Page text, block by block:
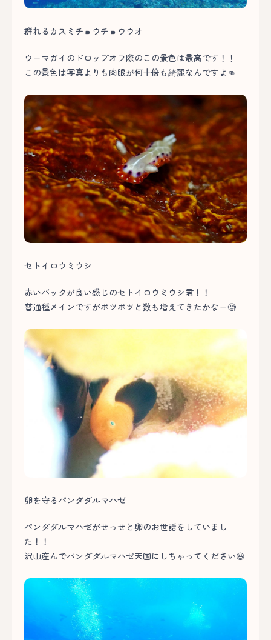
群れるカスミチョウチョウウオ
ウーマガイのドロップオフ際のこの景色は最高です！！
この景色は写真よりも肉眼が何十倍も綺麗なんですよ👊
セトイロウミウシ
赤いバックが良い感じのセトイロウミウシ君！！
普通種メインですがポツポツと数も増えてきたかなー🧐
卵を守るパンダダルマハゼ
パンダダルマハゼがせっせと卵のお世話をしていまし
た！！
沢山産んでパンダダルマハゼ天国にしちゃってください😆